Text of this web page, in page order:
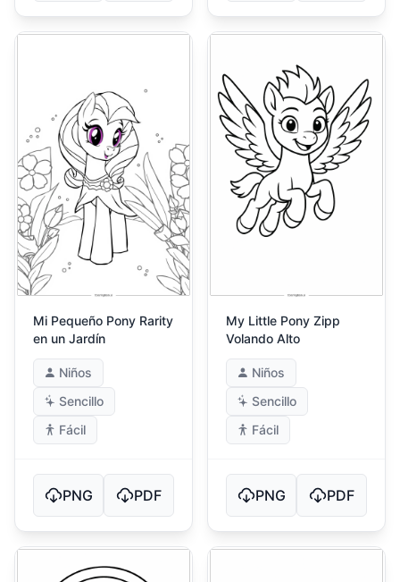
Mi Pequeño Pony Rarity
en un Jardín
Niños
Sencillo
Fácil
PNG PDF
My Little Pony Zipp
Volando Alto
Niños
Sencillo
Fácil
PNG PDF